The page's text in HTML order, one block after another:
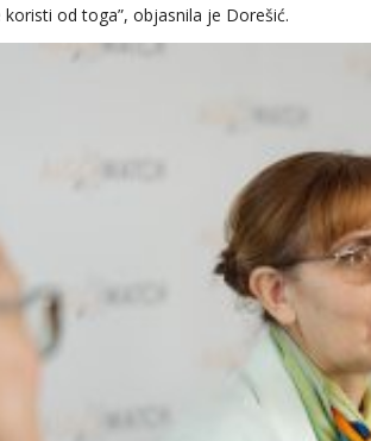
od toga”, objasnila je Dorešić.